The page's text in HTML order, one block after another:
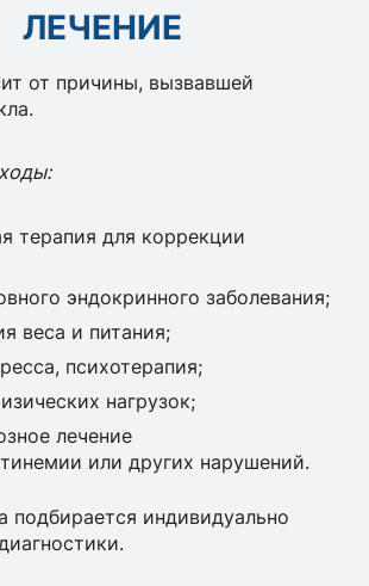
ЛЕЧЕНИЕ
от причины, вызвавшей
терапия для коррекции
эндокринного заболевания;
веса и питания;
психотерапия;
нагрузок;
лечение
или других нарушений.
подбирается индивидуально